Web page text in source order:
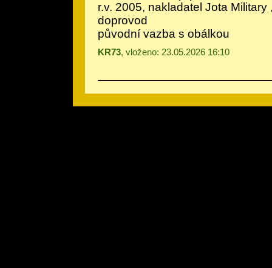
r.v. 2005, nakladatel Jota Military
doprovod
původní vazba s obálkou
KR73, vloženo: 23.05.2026 16:10